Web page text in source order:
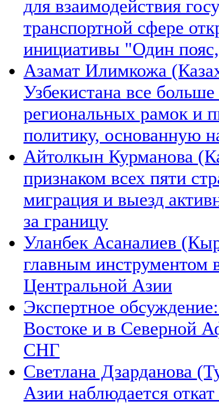
для взаимодействия
транспортной сфере
инициативы "Один
Азамат Илимкожа
Узбекистана все
региональных рамок и
политику, основанную
Айтолкын Курманова
признаком всех пяти
миграция и выезд
за границу
Уланбек Асаналиев
главным инструментом
Центральной Азии
Экспертное
Востоке и в Северной
СНГ
Светлана Дзарданова
Азии наблюдается